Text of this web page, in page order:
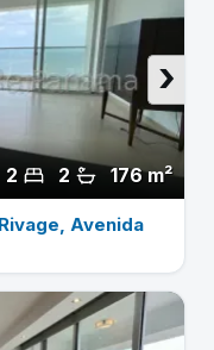
176 m²
2
2
›
Avenida